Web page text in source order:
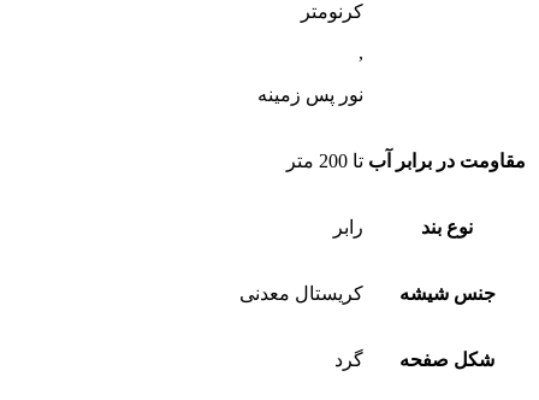
کرنومتر
,
نور پس زمینه
مقاومت در برابر آب تا 200 متر
نوع بند رابر
جنس شیشه کریستال معدنی
شکل صفحه گرد